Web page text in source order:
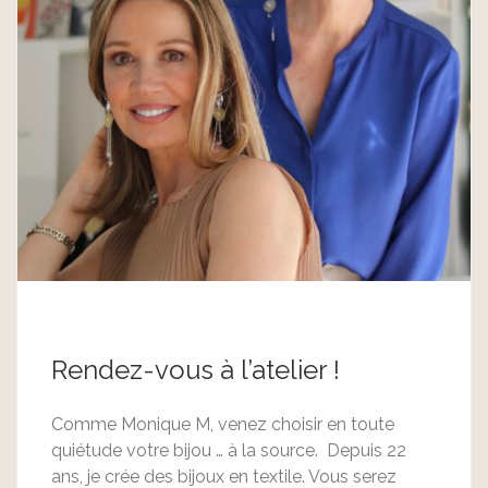
Rendez-vous à l’atelier !
Comme Monique M, venez choisir en toute
quiétude votre bijou … à la source. Depuis 22
ans, je crée des bijoux en textile. Vous serez